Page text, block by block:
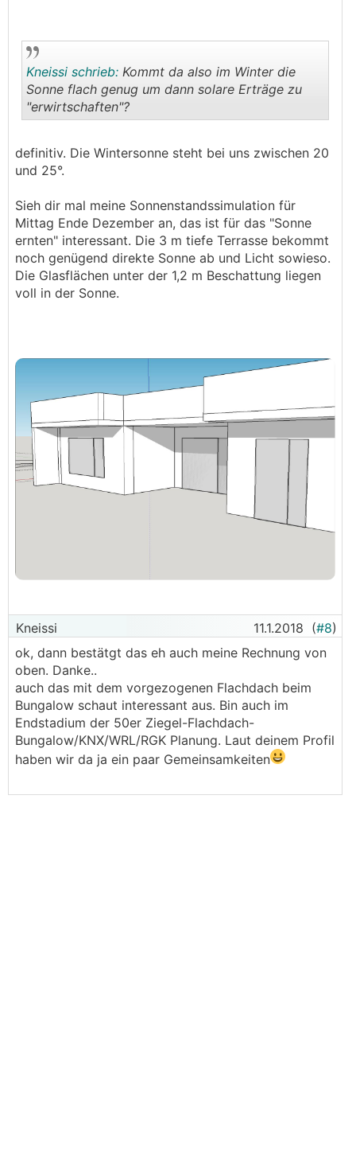
Kneissi schrieb: Kommt da also im Winter die
Sonne flach genug um dann solare Erträge zu
"erwirtschaften"?
definitiv. Die Wintersonne steht bei uns zwischen 20
und 25°.
Sieh dir mal meine Sonnenstandssimulation für
Mittag Ende Dezember an, das ist für das "Sonne
ernten" interessant. Die 3 m tiefe Terrasse bekommt
noch genügend direkte Sonne ab und Licht sowieso.
Die Glasflächen unter der 1,2 m Beschattung liegen
voll in der Sonne.
Kneissi 11.1.2018 (#8)
ok, dann bestätgt das eh auch meine Rechnung von
oben. Danke..
auch das mit dem vorgezogenen Flachdach beim
Bungalow schaut interessant aus. Bin auch im
Endstadium der 50er Ziegel-Flachdach-
Bungalow/KNX/WRL/RGK Planung. Laut deinem Profil
haben wir da ja ein paar Gemeinsamkeiten